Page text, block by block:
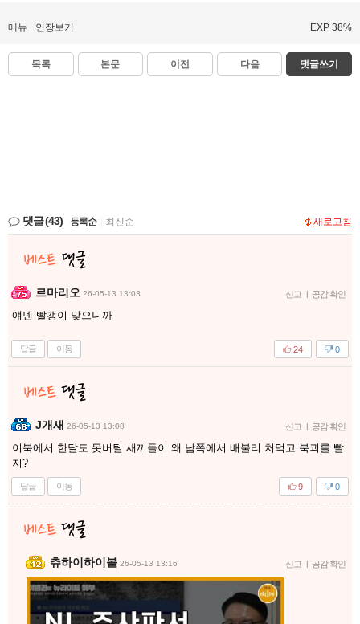
메뉴 인장보기 EXP 38%
목록 본문 이전 다음 댓글쓰기
댓글(43) 등록순 최신순 새로고침
르마리오 26-05-13 13:03 신고 공감 확인
얘넨 빨갱이 맞으니까
답글 이동 0
24
J개새 26-05-13 13:08 신고 공감 확인
이북에서 한달도 못버틸 새끼들이 왜 남쪽에서 배불리 처먹고 북괴를 빨
지?
답글 이동 0
9
츄하이하이볼 26-05-13 13:16 신고 공감 확인